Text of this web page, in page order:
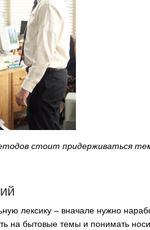
стоит придерживаться
лексику – вначале нужно
на бытовые темы и понимать